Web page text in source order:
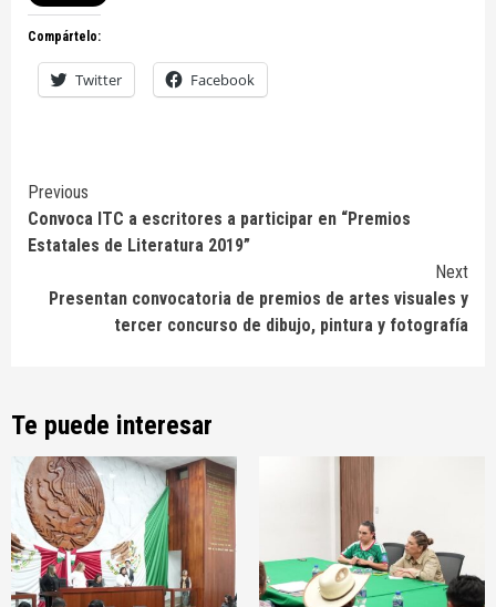
Compártelo:
Twitter Facebook
Continue
Reading
Previous
Convoca ITC a escritores a participar en “Premios
Estatales de Literatura 2019”
Next
Presentan convocatoria de premios de artes visuales y
tercer concurso de dibujo, pintura y fotografía
Te puede interesar